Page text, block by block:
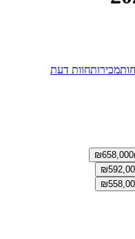
מכירותחוות דעת
₪658,000
₪
₪